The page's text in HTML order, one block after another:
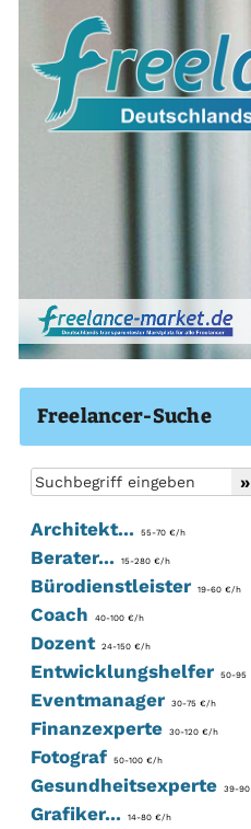
Freelancer-Suche
Architekt...55-70 €/h
Berater...15-280 €/h
Bürodienstleister 19-60 €/h
Coach 40-100 €/h
Dozent24-150 €/h
Entwicklungshelfer 50-95
Eventmanager 30-75 €/h
Finanzexperte30-120 €/h
Fotograf 50-100 €/h
Gesundheitsexperte39-90
Grafiker...14-80 €/h